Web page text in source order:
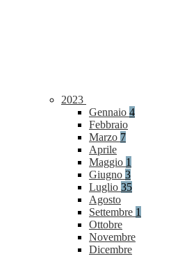
2023
Gennaio 4
Febbraio
Marzo 7
Aprile
Maggio 1
Giugno 3
Luglio 35
Agosto
Settembre 1
Ottobre
Novembre
Dicembre